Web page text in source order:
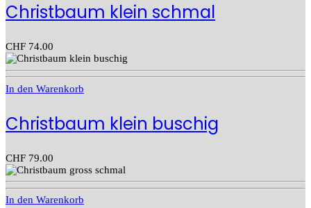
Christbaum klein schmal
CHF 74.00
In den Warenkorb
Christbaum klein buschig
CHF 79.00
In den Warenkorb